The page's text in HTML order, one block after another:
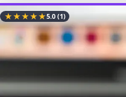
★★★★★5.0(1)